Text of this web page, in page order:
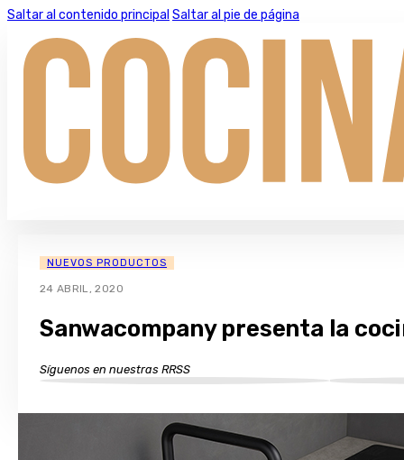
Saltar al contenido principal Saltar al pie de página
NUEVOS PRODUCTOS
24 ABRIL, 2020
Sanwacompany presenta la
Síguenos en nuestras RRSS